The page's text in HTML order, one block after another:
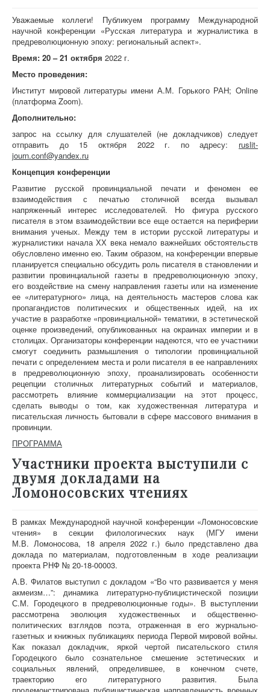
Уважаемые коллеги! Публикуем программу Международной
научной конференции «Русская литература и журналистика в
предреволюционную эпоху: региональный аспект».
Время: 20 – 21 октября 2022 г.
Место проведения:
Институт мировой литературы имени А.М. Горького РАН; Online
(платформа Zoom).
Дополнительно:
запрос на ссылку для слушателей (не докладчиков) следует
отправить до 15 октября 2022 г. по адресу: ruslit-
journ.conf@yandex.ru
Концепция конференции
Развитие русской провинциальной печати и феномен ее
взаимодействия с печатью столичной всегда вызывал
напряженный интерес исследователей. Но фигура русского
писателя в этом взаимодействии все еще остается на периферии
внимания ученых. Между тем в истории русской литературы и
журналистики начала ХХ века немало важнейших обстоятельств
обусловлено именно ею. Таким образом, на конференции впервые
планируется специально обсудить роль писателя в становлении и
развитии провинциальной газеты в предреволюционную эпоху,
его воздействие на смену направления газеты или на изменение
ее «литературного» лица, на деятельность мастеров слова как
пропагандистов политических и общественных идей, на их
участие в разработке «провинциальной» тематики, в эстетической
оценке произведений, опубликованных на окраинах империи и в
столицах. Организаторы конференции надеются, что ее участники
смогут соединить размышления о типологии провинциальной
печати с определением места и роли писателя в ее направлениях
в предреволюционную эпоху, проанализировать особенности
рецепции столичных литературных событий и материалов,
рассмотреть влияние коммерциализации на этот процесс,
сделать выводы о том, как художественная литература и
писательская личность бытовали в сфере массового внимания в
провинции.
ПРОГРАММА
Участники проекта выступили с
двумя докладами на
Ломоносовских чтениях
В рамках Международной научной конференции «Ломоносовские
чтения» в секции филологических наук (МГУ имени
М.В. Ломоносова, 18 апреля 2022 г.) было представлено два
доклада по материалам, подготовленным в ходе реализации
проекта РНФ № 20-18-00003.
А.В. Филатов выступил с докладом «“Во что развивается у меня
акмеизм…”: динамика литературно-публицистической позиции
С.М. Городецкого в предреволюционные годы». В выступлении
рассмотрена эволюция художественных и общественно-
политических взглядов поэта, отраженная в его журнально-
газетных и книжных публикациях периода Первой мировой войны.
Как показал докладчик, яркой чертой писательского стиля
Городецкого было сознательное смешение эстетических и
социальных явлений, определившее, в конечном счете,
траекторию его литературного развития. Была
продемонстрирована публицистическая направленность военных